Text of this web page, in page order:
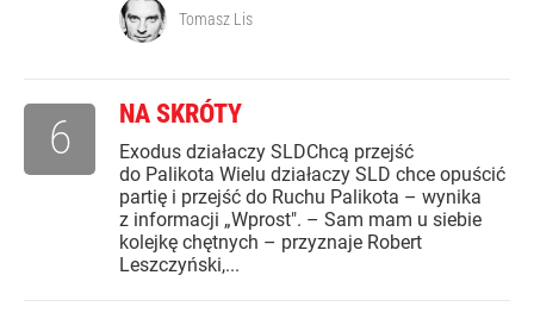
Tomasz Lis
NA SKRÓTY
Exodus działaczy SLDChcą przejść
do Palikota Wielu działaczy SLD chce opuścić
partię i przejść do Ruchu Palikota – wynika
z informacji „Wprost". – Sam mam u siebie
kolejkę chętnych – przyznaje Robert
Leszczyński,...
6